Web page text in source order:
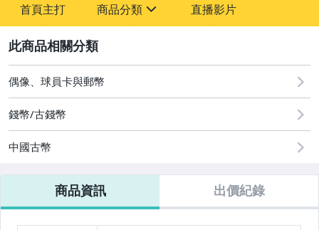
首頁主打 商品分類
嬰幼兒與孕婦
寵物用品與水族
居家、家具與園藝
偶像、球員卡與郵幣
男性精品與服飾
直播影片
偶像、球員卡與郵幣
錢幣/古錢幣
中國古幣
商品資訊 出價紀錄